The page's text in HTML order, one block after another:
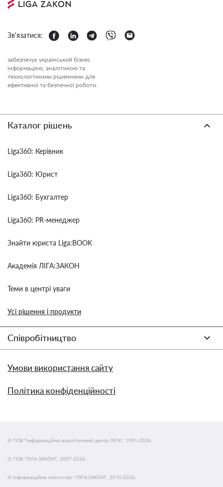
Зв'язатися:
забезпечує український бізнес
інформацією, аналітикою та
технологічними рішеннями для
ефективної та безпечної роботи.
Каталог рішень
Liga360: Керівник
Liga360: Юрист
Liga360: Бухгалтер
Liga360: PR-менеджер
Знайти юриста Liga:BOOK
Академія ЛІГА:ЗАКОН
Теми в центрі уваги
Усі рішення і продукти
Співробітництво
Умови використання сайту
Політика конфіденційності
© ТОВ "інформаційно-аналітичний центр ЛІГА", 1991-2026.
© ТОВ "ЛІГА ЗАКОН", 2007-2026.
© Інформаційне агентство "ЛІГА:ЗАКОН", 2010-2026.